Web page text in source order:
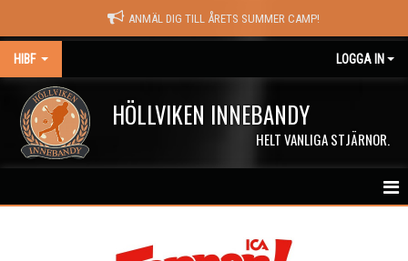
ANMÄL DIG TILL ÅRETS SUMMER CAMP!
HIBF LOGGA IN
HÖLLVIKEN INNEBANDY
HELT VANLIGA STJÄRNOR.